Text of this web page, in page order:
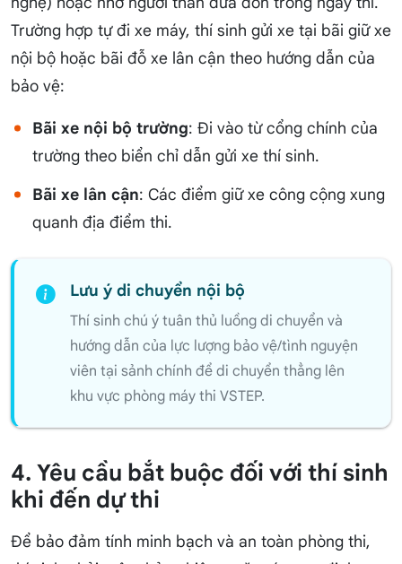
Trường hợp tự đi xe máy, thí sinh gửi xe tại bãi giữ xe
nội bộ hoặc bãi đỗ xe lân cận theo hướng dẫn của
bảo vệ:
Bãi xe nội bộ trường: Đi vào từ cổng chính của
trường theo biển chỉ dẫn gửi xe thí sinh.
Bãi xe lân cận: Các điểm giữ xe công cộng xung
quanh địa điểm thi.
Lưu ý di chuyển nội bộ
Thí sinh chú ý tuân thủ luồng di chuyển và
hướng dẫn của lực lượng bảo vệ/tình nguyện
viên tại sảnh chính để di chuyển thẳng lên
khu vực phòng máy thi VSTEP.
4. Yêu cầu bắt buộc đối với thí sinh
khi đến dự thi
Để bảo đảm tính minh bạch và an toàn phòng thi,